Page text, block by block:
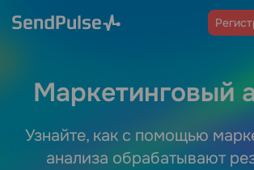
Маркетинговый
Узнайте, как с помощью
анализа обрабатывают